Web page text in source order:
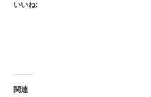
いいね:
関連